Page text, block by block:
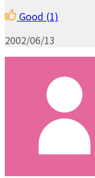
Good (1)
2002/06/13